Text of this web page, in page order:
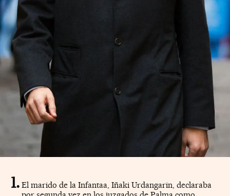
El marido de la Infantaa, Iñaki Urdangarin, declaraba